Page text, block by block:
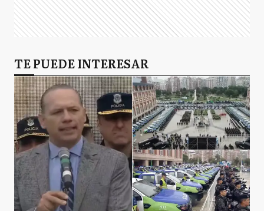
TE PUEDE INTERESAR